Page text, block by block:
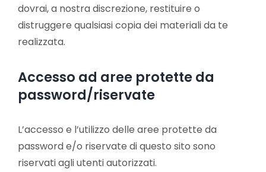
dovrai, a nostra discrezione, restituire o
distruggere qualsiasi copia dei materiali da te
realizzata.
Accesso ad aree protette da
password/riservate
L’accesso e l’utilizzo delle aree protette da
password e/o riservate di questo sito sono
riservati agli utenti autorizzati.